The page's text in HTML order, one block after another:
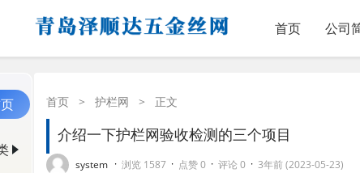
首页 公司
首页 > 护栏网 > 正文
介绍一下护栏网验收检测的三个项目
system · 浏览 1587 · 点赞 0 · 评论 0 · 3年前 (2023-05-23)